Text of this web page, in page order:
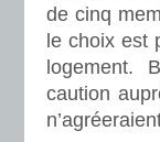
de cinq
le choix est
logement.
caution